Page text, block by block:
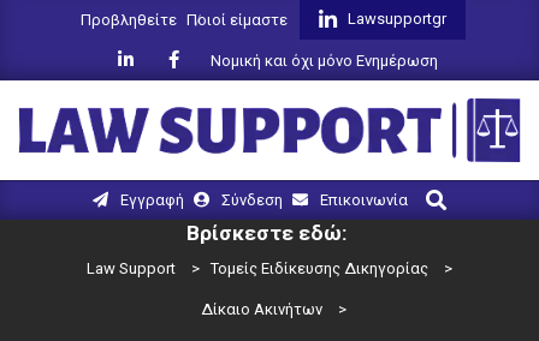
Προβληθείτε Ποιοί είμαστε Lawsupportgr
Νομική και όχι μόνο Ενημέρωση
LAW
SUPPORT
Navigation
Εγγραφή Σύνδεση Επικοινωνία
Search
Βρίσκεστε εδώ:
Law Support > Τομείς Ειδίκευσης Δικηγορίας >
Δίκαιο Ακινήτων >